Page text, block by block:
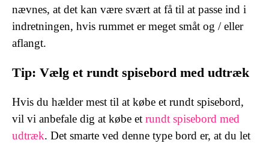
nævnes, at det kan være svært at få til at passe ind i
indretningen, hvis rummet er meget småt og / eller
aflangt.
Tip: Vælg et rundt spisebord med udtræk
Hvis du hælder mest til at købe et rundt spisebord,
vil vi anbefale dig at købe et rundt spisebord med
udtræk. Det smarte ved denne type bord er, at du let